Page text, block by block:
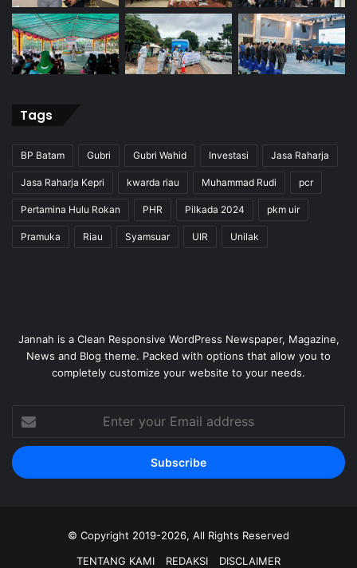
Tags
BP Batam Gubri Gubri Wahid Investasi Jasa Raharja
Jasa Raharja Kepri kwarda riau Muhammad Rudi pcr
Pertamina Hulu Rokan PHR Pilkada 2024 pkm uir
Pramuka Riau Syamsuar UIR Unilak
Jannah is a Clean Responsive WordPress Newspaper, Magazine,
News and Blog theme. Packed with options that allow you to
completely customize your website to your needs.
your
Email
address
© Copyright 2019-2026, All Rights Reserved
TENTANG KAMI
REDAKSI DISCLAIMER